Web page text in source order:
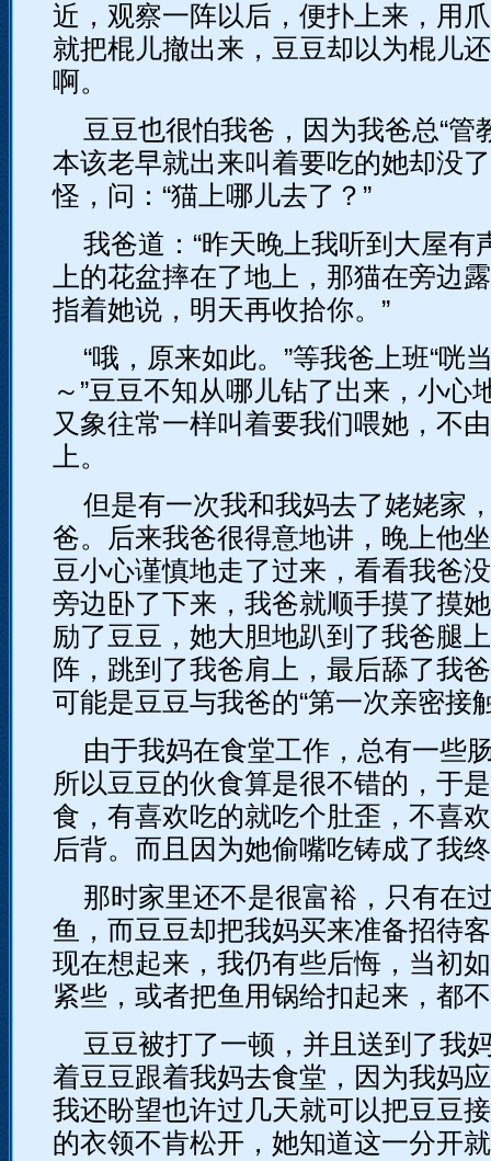
近，观察一阵以后，便扑上来，用
就把棍儿撤出来，豆豆却以为棍儿
啊。
豆豆也很怕我爸，因为我爸总“管
本该老早就出来叫着要吃的她却没
怪，问：“猫上哪儿去了？”
我爸道：“昨天晚上我听到大屋有
上的花盆摔在了地上，那猫在旁边
指着她说，明天再收拾你。”
“哦，原来如此。”等我爸上班“咣
～”豆豆不知从哪儿钻了出来，小心
又象往常一样叫着要我们喂她，不
上。
但是有一次我和我妈去了姥姥家
爸。后来我爸很得意地讲，晚上他
豆小心谨慎地走了过来，看看我爸
旁边卧了下来，我爸就顺手摸了摸
励了豆豆，她大胆地趴到了我爸腿
阵，跳到了我爸肩上，最后舔了我
可能是豆豆与我爸的“第一次亲密接
由于我妈在食堂工作，总有一些
所以豆豆的伙食算是很不错的，于
食，有喜欢吃的就吃个肚歪，不喜
后背。而且因为她偷嘴吃铸成了我
那时家里还不是很富裕，只有在
鱼，而豆豆却把我妈买来准备招待
现在想起来，我仍有些后悔，当初
紧些，或者把鱼用锅给扣起来，都
豆豆被打了一顿，并且送到了我
着豆豆跟着我妈去食堂，因为我妈
我还盼望也许过几天就可以把豆豆
的衣领不肯松开，她知道这一分开